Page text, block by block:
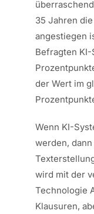
35 Jahren
angestiegen
Befragten KI-
der Wert im
Wenn KI-
werden,
wird mit der
Technologie
Klausuren,